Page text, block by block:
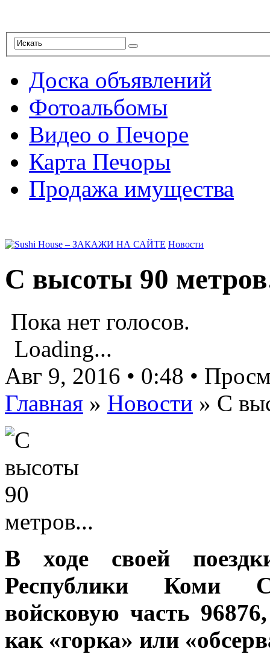
Доска объявлений
Фотоальбомы
Видео о Печоре
Карта Печоры
Продажа имущества
Новости
С высоты 90
Пока нет голосов.
Loading...
Авг 9, 2016 • 0:48 •
Главная » Новости » С
В ходе своей
Республики Коми
войсковую часть
как «горка» или